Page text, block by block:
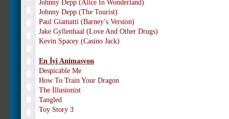
Johnny Depp (Alice İn Wonderland)
Johnny Depp (The Tourist)
Paul Giamatti (Barney’s Version)
Jake Gyllenhaal (Love And Other Drugs)
Kevin Spacey (Casino Jack)
En İyi Animasyon
Despicable Me
How To Train Your Dragon
The İllusionist
Tangled
Toy Story 3